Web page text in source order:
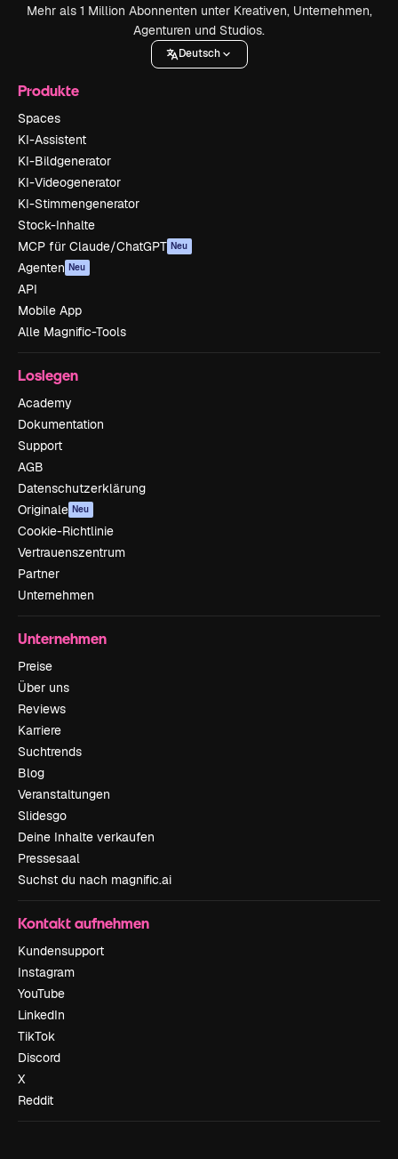
Mehr als 1 Million Abonnenten unter Kreativen, Unternehmen,
Agenturen und Studios.
Deutsch
Produkte
Spaces
KI-Assistent
KI-Bildgenerator
KI-Videogenerator
KI-Stimmengenerator
Stock-Inhalte
MCP für Claude/ChatGPT Neu
Agenten Neu
API
Mobile App
Alle Magnific-Tools
Loslegen
Academy
Dokumentation
Support
AGB
Datenschutzerklärung
Originale Neu
Cookie-Richtlinie
Vertrauenszentrum
Partner
Unternehmen
Unternehmen
Preise
Über uns
Reviews
Karriere
Suchtrends
Blog
Veranstaltungen
Slidesgo
Deine Inhalte verkaufen
Pressesaal
Suchst du nach magnific.ai
Kontakt aufnehmen
Kundensupport
Instagram
YouTube
LinkedIn
TikTok
Discord
X
Reddit